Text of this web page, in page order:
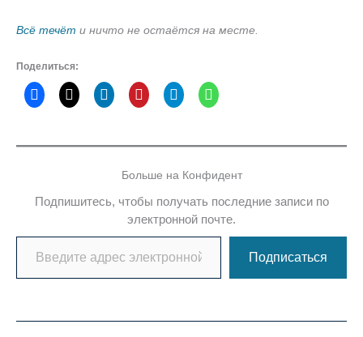
Всё течёт и ничто не остаётся на месте.
Поделиться:
Больше на Конфидент
Подпишитесь, чтобы получать последние записи по
электронной почте.
Введите адрес электронной почты…
Подписаться